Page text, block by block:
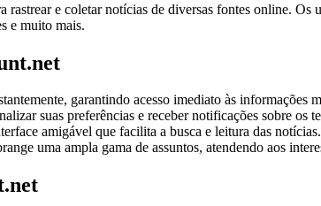
e coletar notícias de diversas fontes online. Os
e muito mais.
garantindo acesso imediato às informações
suas preferências e receber notificações sobre os
amigável que facilita a busca e leitura das notícias.
uma ampla gama de assuntos, atendendo aos